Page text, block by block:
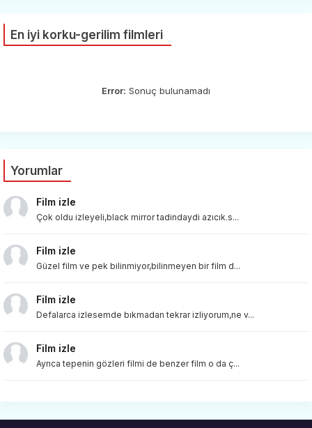
En iyi korku-gerilim filmleri
Error: Sonuç bulunamadı
Yorumlar
Film izle
Çok oldu izleyeli,black mirror tadindaydi azıcık.s...
Film izle
Güzel film ve pek bilinmiyor,bilinmeyen bir film d...
Film izle
Defalarca izlesemde bıkmadan tekrar izliyorum,ne v...
Film izle
Ayrıca tepenin gözleri filmi de benzer film o da ç...